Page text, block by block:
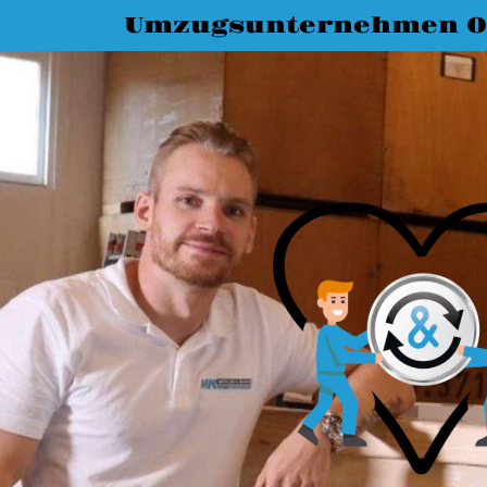
Umzugsunternehmen